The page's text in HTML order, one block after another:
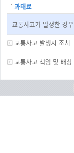
과태료
교통사고가 발생한 경우
교통사고 발생시 조치
교통사고 책임 및 배상